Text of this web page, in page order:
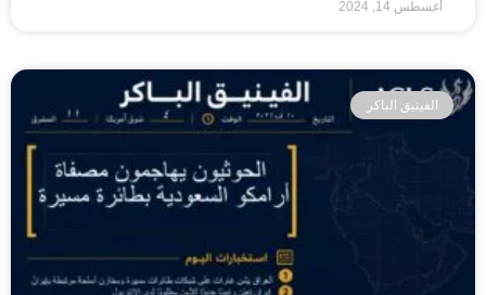
أغسطس 14, 2024
الفينيق الباكر